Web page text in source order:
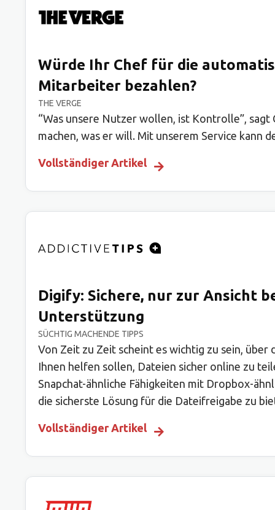
Würde Ihr Chef für die
Mitarbeiter bezahlen?
THE VERGE
“Was unsere Nutzer wollen, ist Kontrolle”, sagt
machen, was er will. Mit unserem Service kann
Vollständiger Artikel
Digify: Sichere, nur zur Ansicht
Unterstützung
SÜCHTIG MACHENDE TIPPS
Von Zeit zu Zeit scheint es wichtig zu sein,
Ihnen helfen sollen, Dateien sicher online zu
Snapchat-ähnliche Fähigkeiten mit Dropbox-
die sicherste Lösung für die Dateifreigabe zu
Vollständiger Artikel